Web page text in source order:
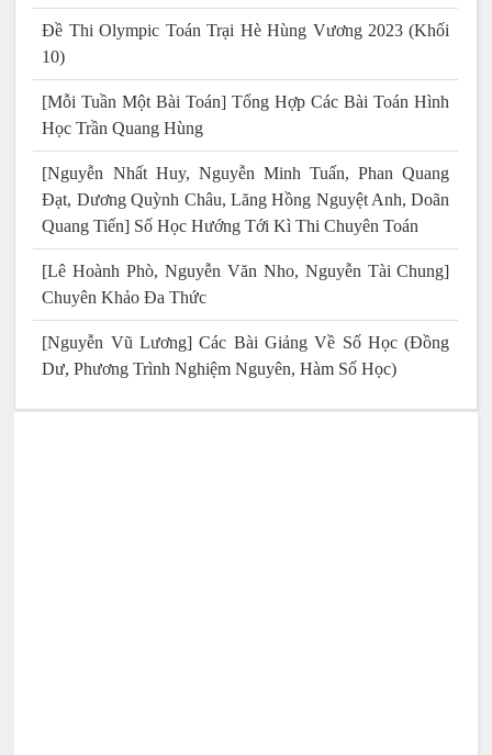
Đề Thi Olympic Toán Trại Hè Hùng Vương 2023 (Khối
10)
[Mỗi Tuần Một Bài Toán] Tổng Hợp Các Bài Toán Hình
Học Trần Quang Hùng
[Nguyễn Nhất Huy, Nguyễn Minh Tuấn, Phan Quang
Đạt, Dương Quỳnh Châu, Lăng Hồng Nguyệt Anh, Doãn
Quang Tiến] Số Học Hướng Tới Kì Thi Chuyên Toán
[Lê Hoành Phò, Nguyễn Văn Nho, Nguyễn Tài Chung]
Chuyên Khảo Đa Thức
[Nguyễn Vũ Lương] Các Bài Giảng Về Số Học (Đồng
Dư, Phương Trình Nghiệm Nguyên, Hàm Số Học)